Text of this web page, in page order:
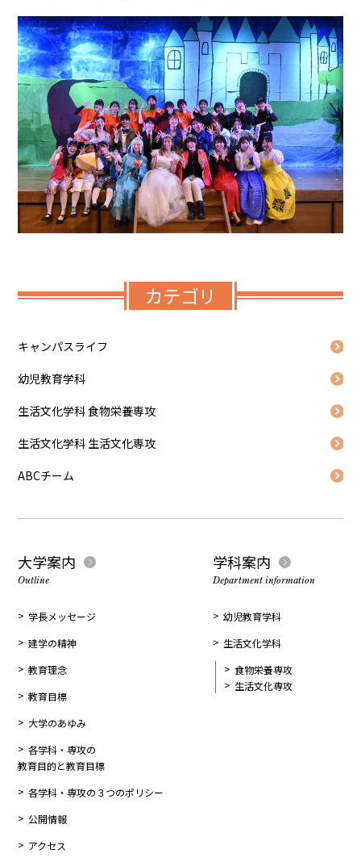
カテゴリ
キャンパスライフ
幼児教育学科
生活文化学科 食物栄養専攻
生活文化学科 生活文化専攻
ABCチーム
大学案内
Outline
学長メッセージ
建学の精神
教育理念
教育目標
大学のあゆみ
各学科・専攻の
教育目的と教育目標
各学科・専攻の３つのポリシー
公開情報
アクセス
学科案内
Department information
幼児教育学科
生活文化学科
食物栄養専攻
生活文化専攻